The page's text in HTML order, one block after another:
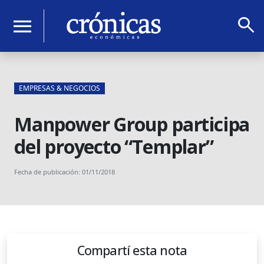
menu search
EMPRESAS & NEGOCIOS
Manpower Group participa
del proyecto “Templar”
Fecha de publicación: 01/11/2018
Compartí esta nota